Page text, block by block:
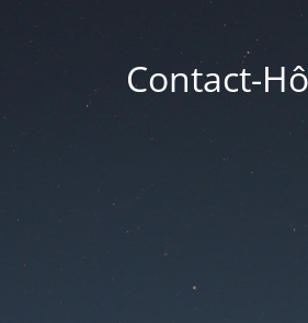
Contact-